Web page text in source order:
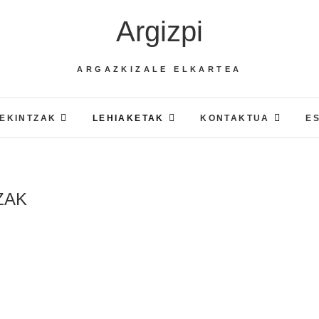
Argizpi
ARGAZKIZALE ELKARTEA
EKINTZAK LEHIAKETAK KONTAKTUA